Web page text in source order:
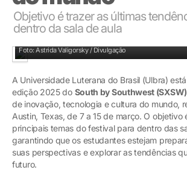
Objetivo é trazer as últimas
dentro da sala de aula
Foto: Astrida Valigorsky / Divulgação
A Universidade Luterana do Brasil (Ulbra)
edição 2025 do South by Southwest (SXSW)
de inovação, tecnologia e cultura do mundo,
Austin, Texas, de 7 a 15 de março. O objetivo
principais temas do festival para dentro das
garantindo que os estudantes estejam
suas perspectivas e explorar as tendências
futuro.